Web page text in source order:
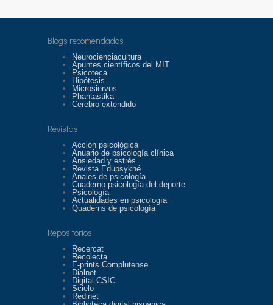
Blogs recomendados
Neurocienciacultura
Apuntes científicos del MIT
Psicoteca
Hipótesis
Microsiervos
Phantastika
Cerebro extendido
Revistas
Acción psicológica
Anuario de psicología clínica
Ansiedad y estrés
Revista Edupsykhé
Anales de psicología
Cuaderno psicología del deporte
Psicología
Actualidades en psicología
Quaderns de psicología
Repositorios
Recercat
Recolecta
E-prints Complutense
Dialnet
Digital.CSIC
Scielo
Redinet